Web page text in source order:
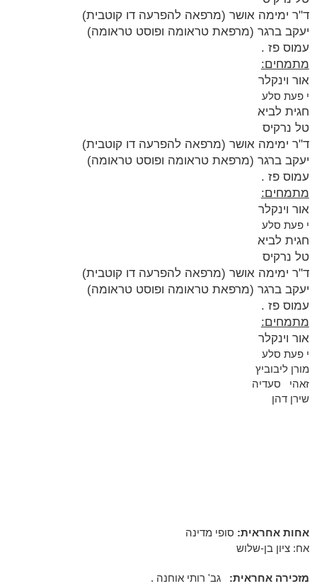
ד"ר ימימה אושר (מרפאה להפרעה דו קוטבית)
יעקב ברגר (מרפאת טראומה ופוסט טראומה)
עמוס פז .
מתמחים:
אור וינקלר
יפעת סלע
חגית לביא
טל נרקיס
ד"ר ימימה אושר (מרפאה להפרעה דו קוטבית)
יעקב ברגר (מרפאת טראומה ופוסט טראומה)
עמוס פז .
מתמחים:
אור וינקלר
יפעת סלע
חגית לביא
טל נרקיס
ד"ר ימימה אושר (מרפאה להפרעה דו קוטבית)
יעקב ברגר (מרפאת טראומה ופוסט טראומה)
עמוס פז .
מתמחים:
אור וינקלר
יפעת סלע
מורן ליבוביץ
זאהי
סעדיה
שירן דהן
אחות אחראית: סופי מדינה
אח: ציון בן-שלוש
מזכירה אחראית: גב' רותי אוחנה .